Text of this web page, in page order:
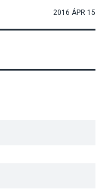
2016 ÁPR 15